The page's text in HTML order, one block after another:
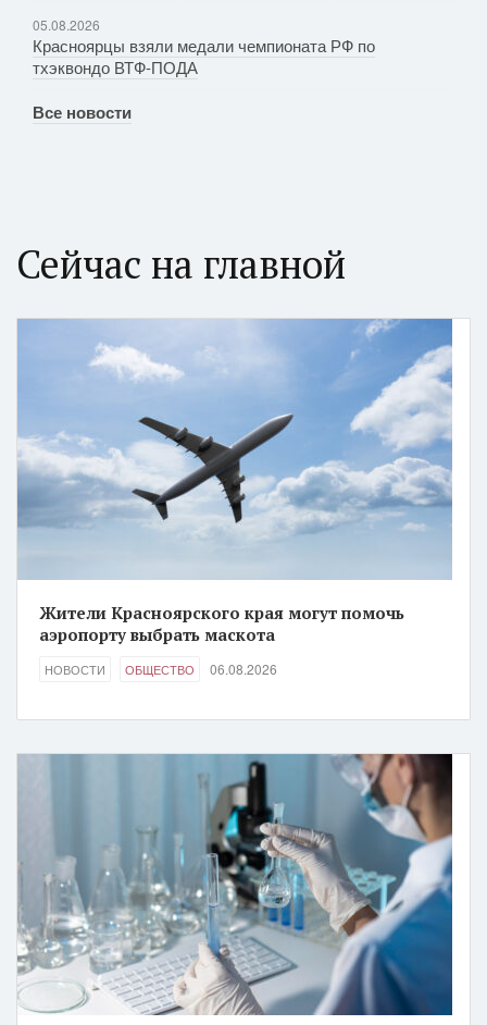
05.08.2026
Красноярцы взяли медали чемпионата РФ по
тхэквондо ВТФ-ПОДА
Все новости
Сейчас на главной
Жители Красноярского края могут помочь
аэропорту выбрать маскота
НОВОСТИ ОБЩЕСТВО 06.08.2026